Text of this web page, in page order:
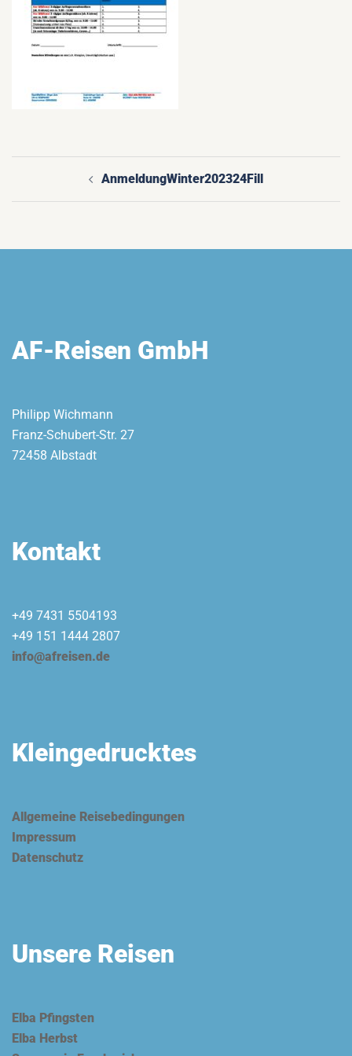
Beitragsnavigation
AnmeldungWinter202324Fill
AF-Reisen GmbH
Philipp Wichmann
Franz-Schubert-Str. 27
72458 Albstadt
Kontakt
+49 7431 5504193
+49 151 1444 2807
info@afreisen.de
Kleingedrucktes
Allgemeine Reisebedingungen
Impressum
Datenschutz
Unsere Reisen
Elba Pfingsten
Elba Herbst